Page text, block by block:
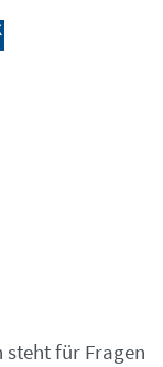
für Fragen